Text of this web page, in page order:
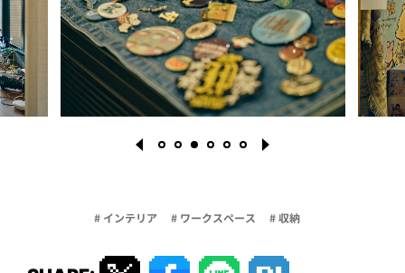
# インテリア # ワークスペース # 収納